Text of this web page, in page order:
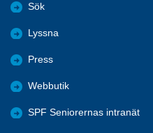
Sök
Lyssna
Press
Webbutik
SPF Seniorernas intranät